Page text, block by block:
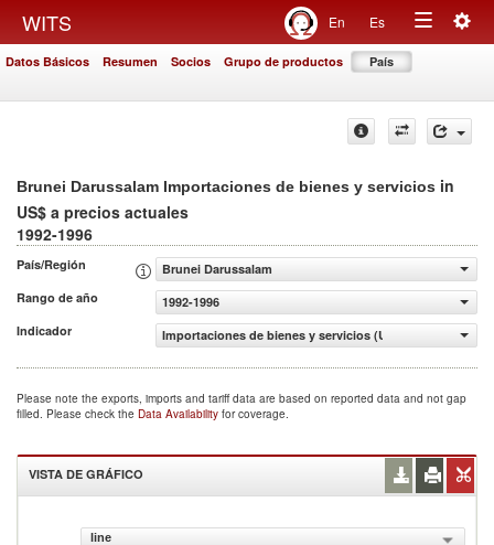
WITS En Es
Toggle
Datos Básicos Resumen Socios Grupo de productos País
Brunei Darussalam Importaciones de bienes y servicios in
US$ a precios actuales
1992-1996
País/Región
Brunei Darussalam
Rango de año
1992-1996
Indicador
Importaciones de bienes y servicios (US$ a precios
Please note the exports, imports and tariff data are based on reported data and not gap
filled. Please check the Data Availability for coverage.
VISTA DE GRÁFICO
line